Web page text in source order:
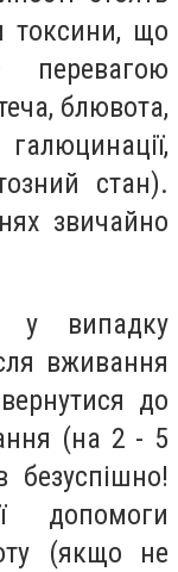
токсини, що
перевагою
блювота,
стан).
звичайно
у випадку
вживання
до
(на 2 - 5
безуспішно!
допомоги
(якщо не